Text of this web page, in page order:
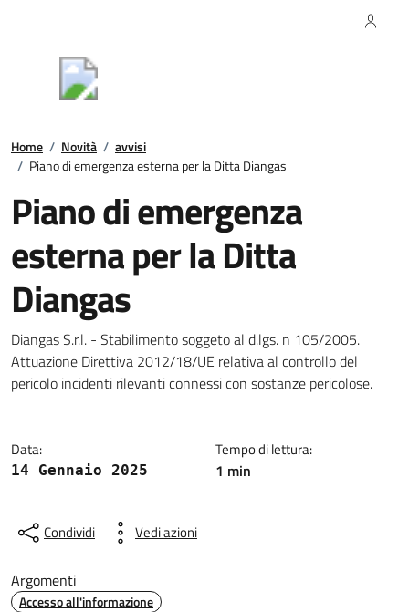
Contenuti in evidenza
Home / Novità / avvisi
/ Piano di emergenza esterna per la Ditta Diangas
Piano di emergenza
esterna per la Ditta
Diangas
Dettagli della notizia
Diangas S.r.l. - Stabilimento soggeto al d.lgs. n 105/2005.
Attuazione Direttiva 2012/18/UE relativa al controllo del
pericolo incidenti rilevanti connessi con sostanze pericolose.
Data:
14 Gennaio 2025
Tempo di lettura:
1 min
Condividi Vedi azioni
Argomenti
Accesso all'informazione